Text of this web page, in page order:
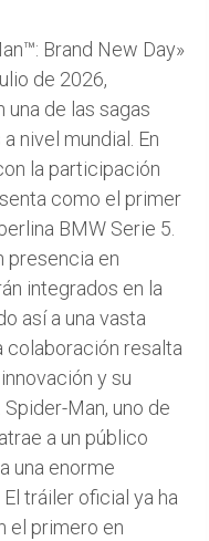
Brand New Day»
de 2026,
una de las sagas
nivel mundial. En
la participación
como el primer
BMW Serie 5.
presencia en
integrados en la
así a una vasta
colaboración resalta
y su
Man, uno de
a un público
una enorme
tráiler oficial ya ha
el primero en